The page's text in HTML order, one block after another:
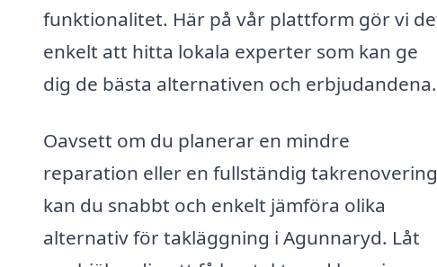
funktionalitet. Här på vår plattform gör vi
enkelt att hitta lokala experter som kan ge
dig de bästa alternativen och erbjudandena.
Oavsett om du planerar en mindre
reparation eller en fullständig
kan du snabbt och enkelt jämföra olika
alternativ för takläggning i Agunnaryd. Låt